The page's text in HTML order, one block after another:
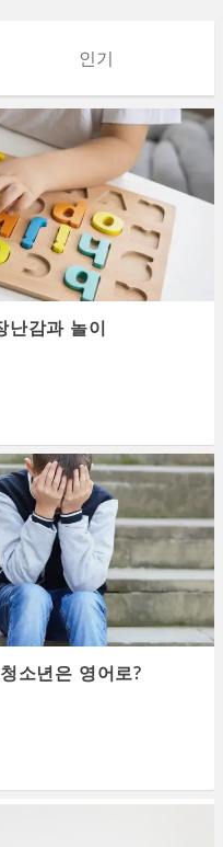
인기
난감과 놀이
소년은 영어로?